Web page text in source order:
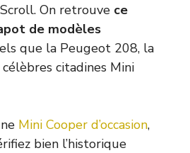
On retrouve ce
de modèles
que la Peugeot 208, la
citadines Mini
Mini Cooper d’occasion,
bien l’historique